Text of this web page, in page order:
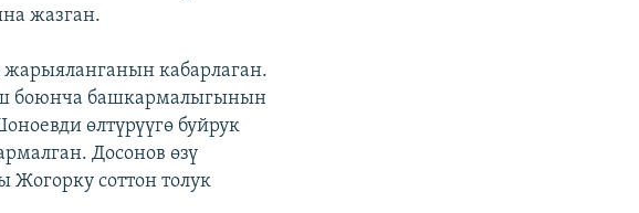
жазган.
кабарлаган.
боюнча башкармалыгынын
өлтүрүүгө буйрук
Досонов өзү
соттон толук